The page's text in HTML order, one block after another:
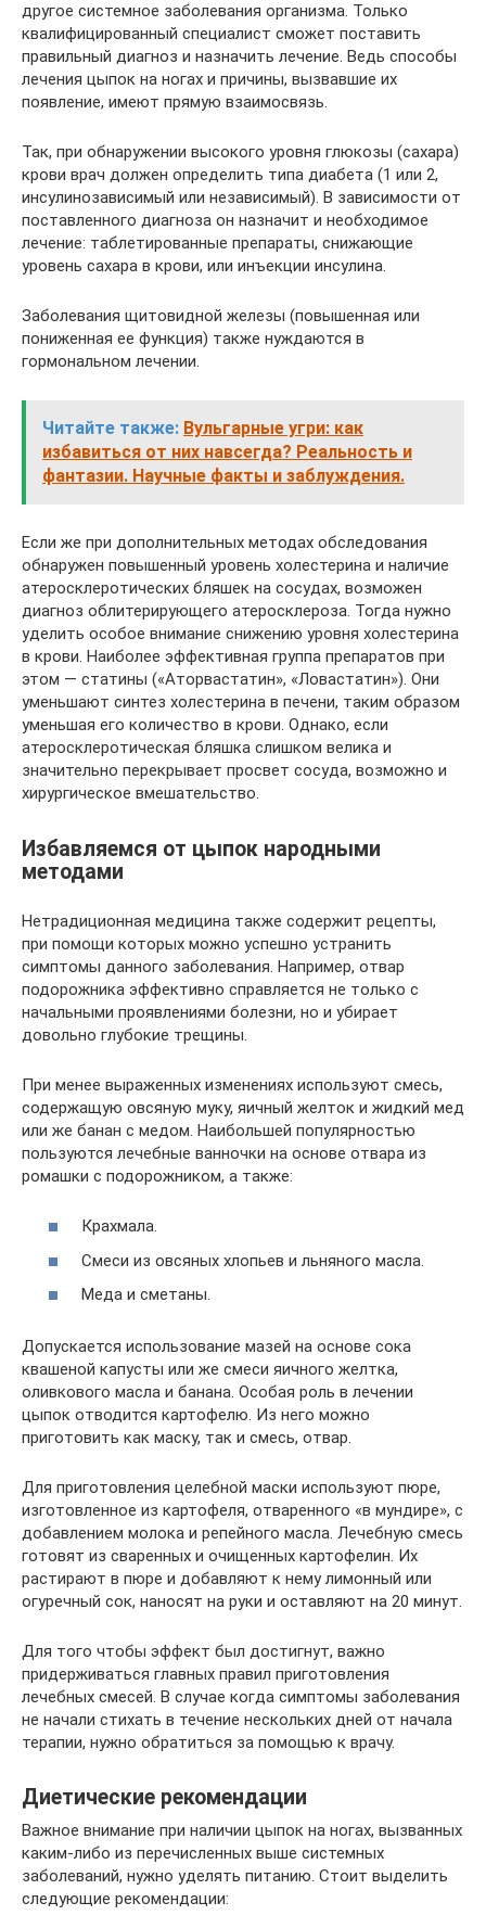
другое системное заболевания организма. Только
квалифицированный специалист сможет поставить
правильный диагноз и назначить лечение. Ведь способы
лечения цыпок на ногах и причины, вызвавшие их
появление, имеют прямую взаимосвязь.
Так, при обнаружении высокого уровня глюкозы (сахара)
крови врач должен определить типа диабета (1 или 2,
инсулинозависимый или независимый). В зависимости от
поставленного диагноза он назначит и необходимое
лечение: таблетированные препараты, снижающие
уровень сахара в крови, или инъекции инсулина.
Заболевания щитовидной железы (повышенная или
пониженная ее функция) также нуждаются в
гормональном лечении.
Читайте также: Вульгарные угри: как
избавиться от них навсегда? Реальность и
фантазии. Научные факты и заблуждения.
Если же при дополнительных методах обследования
обнаружен повышенный уровень холестерина и наличие
атеросклеротических бляшек на сосудах, возможен
диагноз облитерирующего атеросклероза. Тогда нужно
уделить особое внимание снижению уровня холестерина
в крови. Наиболее эффективная группа препаратов при
этом — статины («Аторвастатин», «Ловастатин»). Они
уменьшают синтез холестерина в печени, таким образом
уменьшая его количество в крови. Однако, если
атеросклеротическая бляшка слишком велика и
значительно перекрывает просвет сосуда, возможно и
хирургическое вмешательство.
Избавляемся от цыпок народными
методами
Нетрадиционная медицина также содержит рецепты,
при помощи которых можно успешно устранить
симптомы данного заболевания. Например, отвар
подорожника эффективно справляется не только с
начальными проявлениями болезни, но и убирает
довольно глубокие трещины.
При менее выраженных изменениях используют смесь,
содержащую овсяную муку, яичный желток и жидкий мед
или же банан с медом. Наибольшей популярностью
пользуются лечебные ванночки на основе отвара из
ромашки с подорожником, а также:
Крахмала.
Смеси из овсяных хлопьев и льняного масла.
Меда и сметаны.
Допускается использование мазей на основе сока
квашеной капусты или же смеси яичного желтка,
оливкового масла и банана. Особая роль в лечении
цыпок отводится картофелю. Из него можно
приготовить как маску, так и смесь, отвар.
Для приготовления целебной маски используют пюре,
изготовленное из картофеля, отваренного «в мундире», с
добавлением молока и репейного масла. Лечебную смесь
готовят из сваренных и очищенных картофелин. Их
растирают в пюре и добавляют к нему лимонный или
огуречный сок, наносят на руки и оставляют на 20 минут.
Для того чтобы эффект был достигнут, важно
придерживаться главных правил приготовления
лечебных смесей. В случае когда симптомы заболевания
не начали стихать в течение нескольких дней от начала
терапии, нужно обратиться за помощью к врачу.
Диетические рекомендации
Важное внимание при наличии цыпок на ногах, вызванных
каким-либо из перечисленных выше системных
заболеваний, нужно уделять питанию. Стоит выделить
следующие рекомендации: